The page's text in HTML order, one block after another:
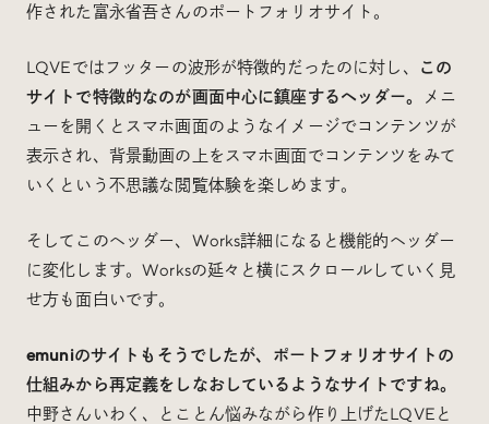
作された富永省吾さんのポートフォリオサイト。
LQVEではフッターの波形が特徴的だったのに対し、
この
サイトで特徴的なのが画面中心に鎮座するヘッダー。
メニ
ューを開くとスマホ画面のようなイメージでコンテンツが
表示され、背景動画の上をスマホ画面でコンテンツをみて
いくという不思議な閲覧体験を楽しめます。
そしてこのヘッダー、Works詳細になると機能的ヘッダー
に変化します。Worksの延々と横にスクロールしていく見
せ方も面白いです。
emuniのサイトもそうでしたが、ポートフォリオサイトの
仕組みから再定義をしなおしているようなサイトですね。
中野さんいわく、とことん悩みながら作り上げたLQVEと